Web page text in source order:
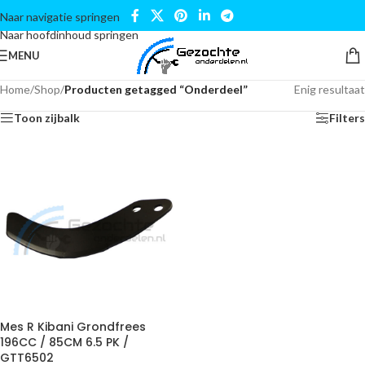
Naar navigatie springen
Naar hoofdinhoud springen
MENU
Home/Shop/Producten getagged “Onderdeel” Enig resultaat
Toon zijbalk Filters
Mes R Kibani Grondfrees
196CC / 85CM 6.5 PK /
GTT6502